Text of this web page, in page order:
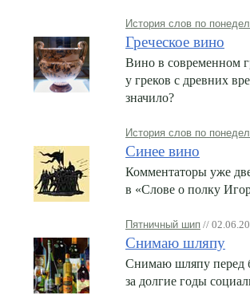
История слов по
Греческое вино
Вино в современном
у греков с древних
значило?
История слов по
Синее вино
Комментаторы уже
в «Слове о полку
Пятничный шип //
Снимаю шляпу
Снимаю шляпу перед
за долгие годы